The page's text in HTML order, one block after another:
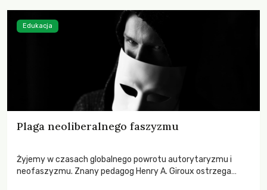
Plaga neoliberalnego faszyzmu
Żyjemy w czasach globalnego powrotu autorytaryzmu i
neofaszyzmu. Znany pedagog Henry A. Giroux ostrzega
Edukacja